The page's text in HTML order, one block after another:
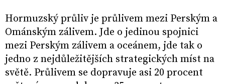
Hormuzský průliv je průlivem mezi Perským a
Ománským zálivem. Jde o jedinou spojnici
mezi Perským zálivem a oceánem, jde tak o
jedno z nejdůležitějších strategických míst na
světě. Průlivem se dopravuje asi 20 procent